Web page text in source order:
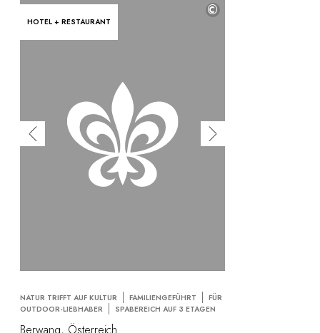
HOTEL + RESTAURANT
©
NATUR TRIFFT AUF KULTUR FAMILIENGEFÜHRT
FÜR
OUTDOOR-LIEBHABER
SPABEREICH AUF 3 ETAGEN